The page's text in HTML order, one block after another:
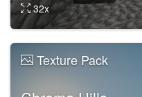
32x
Texture Pack